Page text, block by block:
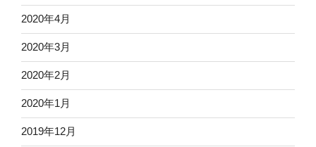
2020年4月
2020年3月
2020年2月
2020年1月
2019年12月